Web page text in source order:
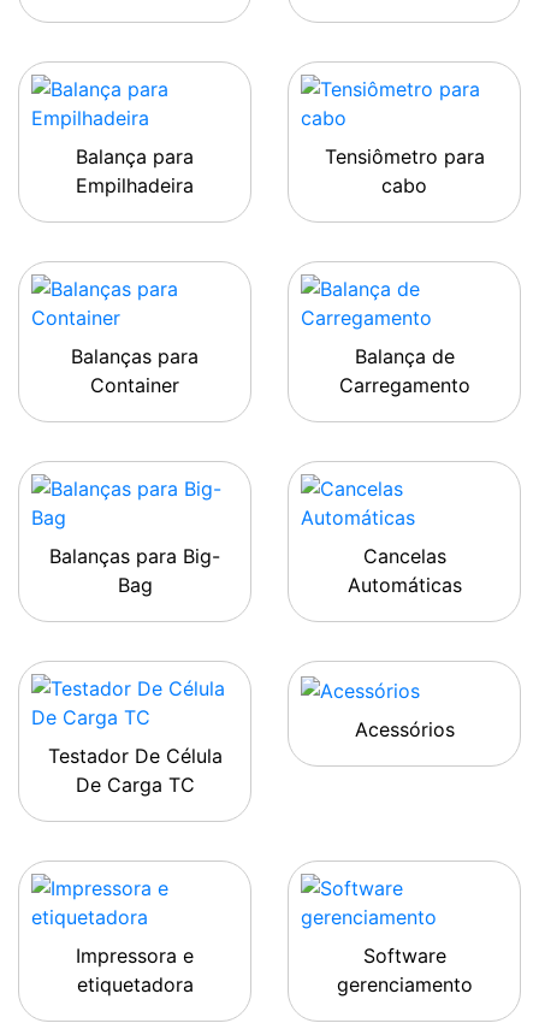
Balança para
Empilhadeira
Tensiômetro para
cabo
Balanças para
Container
Balança de
Carregamento
Balanças para Big-
Bag
Cancelas
Automáticas
Testador De Célula
De Carga TC
Acessórios
Impressora e
etiquetadora
Software
gerenciamento